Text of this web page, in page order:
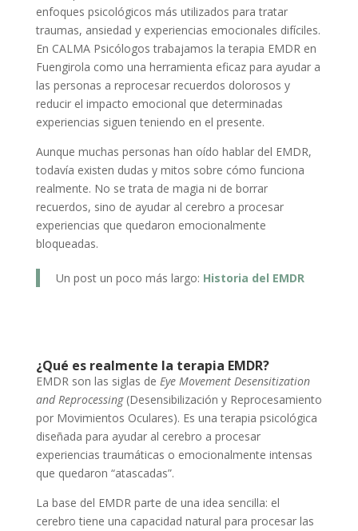
enfoques psicológicos más utilizados para tratar
traumas, ansiedad y experiencias emocionales difíciles.
En CALMA Psicólogos trabajamos la terapia EMDR en
Fuengirola como una herramienta eficaz para ayudar a
las personas a reprocesar recuerdos dolorosos y
reducir el impacto emocional que determinadas
experiencias siguen teniendo en el presente.
Aunque muchas personas han oído hablar del EMDR,
todavía existen dudas y mitos sobre cómo funciona
realmente. No se trata de magia ni de borrar
recuerdos, sino de ayudar al cerebro a procesar
experiencias que quedaron emocionalmente
bloqueadas.
Un post un poco más largo: Historia del EMDR
¿Qué es realmente la terapia EMDR?
EMDR son las siglas de Eye Movement Desensitization
and Reprocessing(Desensibilización y Reprocesamiento
por Movimientos Oculares). Es una terapia psicológica
diseñada para ayudar al cerebro a procesar
experiencias traumáticas o emocionalmente intensas
que quedaron “atascadas”.
La base del EMDR parte de una idea sencilla: el
cerebro tiene una capacidad natural para procesar las